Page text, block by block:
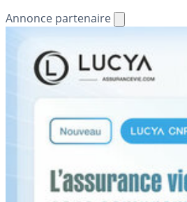
Annonce partenaire